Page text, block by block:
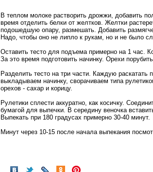
В теплом молоке растворить дрожжи, добавить
время отделить белки от желтков. Желтки
подошедшую опару, размешать. Добавить
Надо, чтобы оно не липло к рукам, но и не было
Оставить тесто для подъема примерно на 1 час.
За это время подготовить начинку. Орехи
Разделить тесто на три части. Каждую
выкладываем начинку, сворачиваем типа
орехов - сахар и корицу.
Рулетики сплести аккуратно, как косичку.
бумагой для выпечки. В середину веночка
Выпекать при 180 градусах примерно 30-40 минут.
Минут через 10-15 после начала выпекания